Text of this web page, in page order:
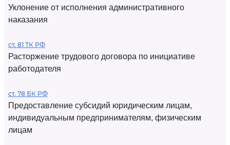
Уклонение от исполнения административного
наказания
ст. 81 ТК РФ
Расторжение трудового договора по инициативе
работодателя
ст. 78 БК РФ
Предоставление субсидий юридическим лицам,
индивидуальным предпринимателям, физическим
лицам